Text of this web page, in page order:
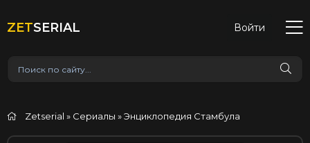
ZETSERIAL Войти
Zetserial » Сериалы » Энциклопедия Стамбула